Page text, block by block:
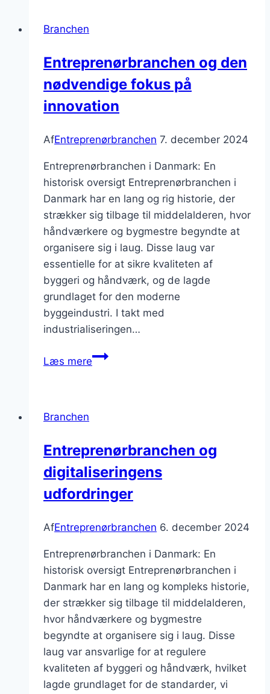
Branchen
Entreprenørbranchen og den
nødvendige fokus på
innovation
AfEntreprenørbranchen 7. december 2024
Entreprenørbranchen i Danmark: En
historisk oversigt Entreprenørbranchen i
Danmark har en lang og rig historie, der
strækker sig tilbage til middelalderen, hvor
håndværkere og bygmestre begyndte at
organisere sig i laug. Disse laug var
essentielle for at sikre kvaliteten af
byggeri og håndværk, og de lagde
grundlaget for den moderne
byggeindustri. I takt med
industrialiseringen…
Læs mereEntreprenørbranchen
innovation
Branchen
Entreprenørbranchen og
digitaliseringens
udfordringer
AfEntreprenørbranchen 6. december 2024
Entreprenørbranchen i Danmark: En
historisk oversigt Entreprenørbranchen i
Danmark har en lang og kompleks historie,
der strækker sig tilbage til middelalderen,
hvor håndværkere og bygmestre
begyndte at organisere sig i laug. Disse
laug var ansvarlige for at regulere
kvaliteten af byggeri og håndværk, hvilket
lagde grundlaget for de standarder, vi